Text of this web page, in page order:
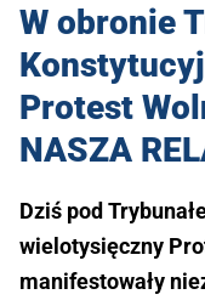
W obronie
Protest
NASZA
Dziś pod
wielotysięczny
manifestowały